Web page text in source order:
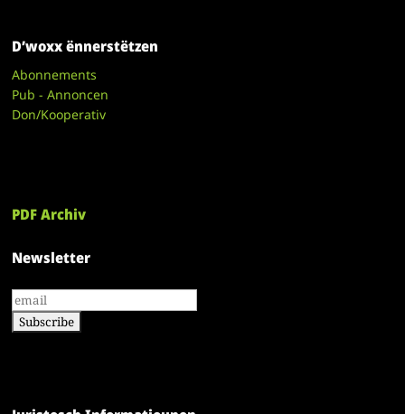
D’woxx ënnerstëtzen
Abonnements
Pub - Annoncen
Don/Kooperativ
PDF Archiv
Newsletter